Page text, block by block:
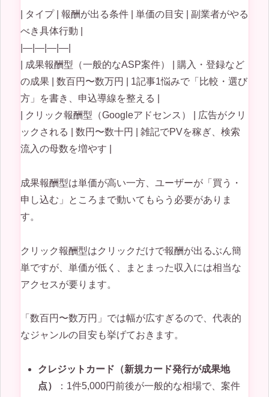
| タイプ | 報酬が出る条件 | 単価の目安 | 副業者がやる
べき具体行動 |
|—|—|—|—|
| 成果報酬型（一般的なASP案件） | 購入・登録など
の成果 | 数百円〜数万円 | 1記事1悩みで「比較・選び
方」を書き、申込導線を整える |
| クリック報酬型（Googleアドセンス） | 広告がクリ
ックされる | 数円〜数十円 | 雑記でPVを稼ぎ、検索
流入の母数を増やす |
成果報酬型は単価が高い一方、ユーザーが「買う・
申し込む」ところまで動いてもらう必要がありま
す。
クリック報酬型はクリックだけで報酬が出るぶん簡
単ですが、単価が低く、まとまった収入には相当な
アクセスが要ります。
「数百円〜数万円」では幅が広すぎるので、代表的
なジャンルの目安も挙げておきます。
クレジットカード（新規カード発行が成果地
点）
：1件5,000円前後が一般的な相場で、案件